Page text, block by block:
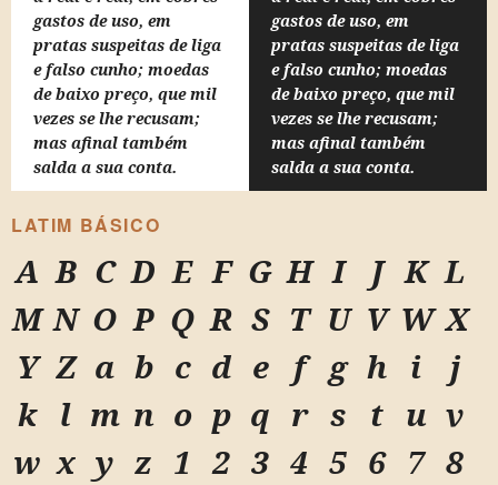
gastos de uso, em
pratas suspeitas de liga
e falso cunho; moedas
de baixo preço, que mil
vezes se lhe recusam;
mas afinal também
salda a sua conta.
gastos de uso, em
pratas suspeitas de liga
e falso cunho; moedas
de baixo preço, que mil
vezes se lhe recusam;
mas afinal também
salda a sua conta.
LATIM BÁSICO
A B C D E F G H I J K L
M N O P Q R S T U V W X
Y Z a b c d e f g h i
j
k l m n o p q r s t u v
w x y z 1 2 3 4 5 6 7 8